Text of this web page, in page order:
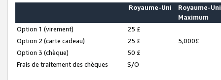
Royaume-Uni
Royaume-Uni
Maximum
Option 1 (virement)
25 £
Option 2 (carte cadeau)
25 £
5,000£
Option 3 (chèque)
50 £
Frais de traitement des chèques
S/O